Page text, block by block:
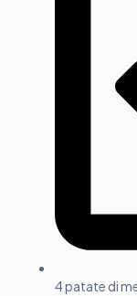
4 patate di